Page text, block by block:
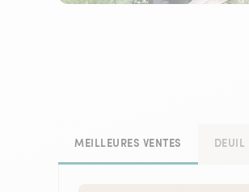
MEILLEURES VENTES DEUIL